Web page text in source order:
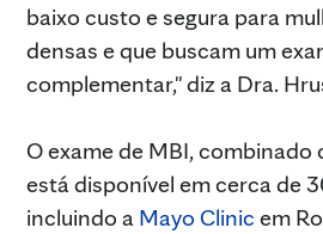
baixo custo e segura para
densas e que buscam um
complementar," diz a Dra.
O exame de MBI, combinado
está disponível em cerca de
incluindo a Mayo Clinic em